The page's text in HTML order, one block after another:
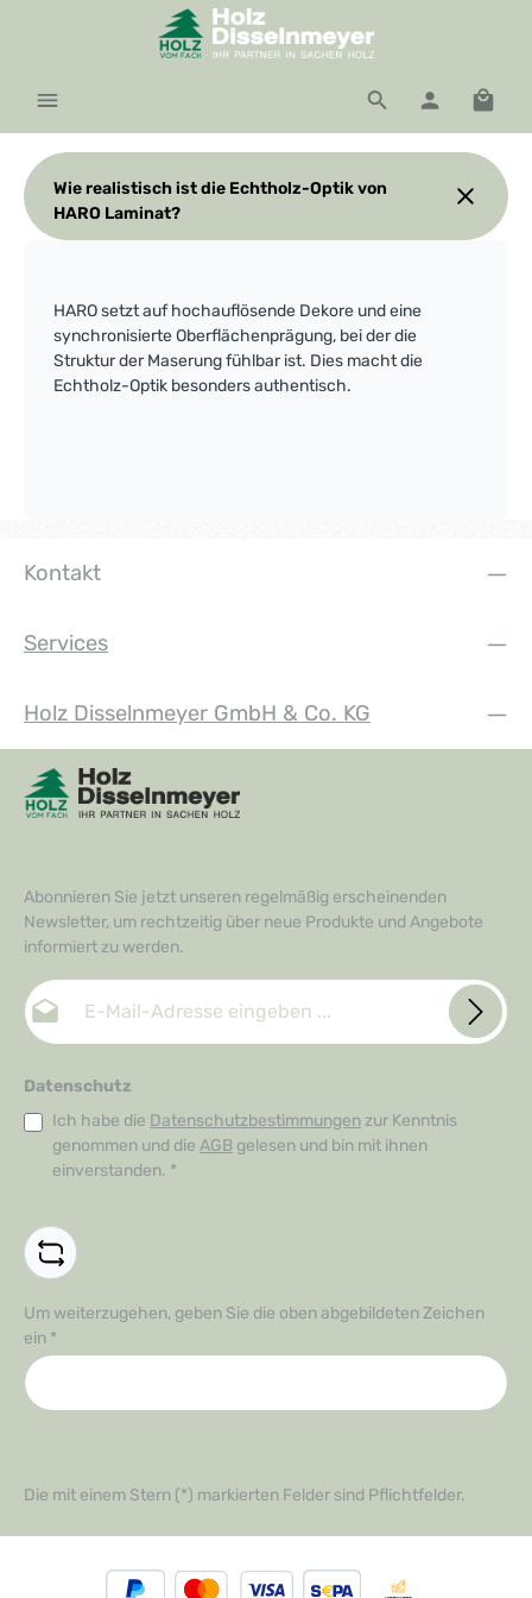
Zum Hauptinhalt springen
Wie realistisch ist die Echtholz-Optik von
HARO Laminat?
HARO setzt auf hochauflösende Dekore und eine
synchronisierte Oberflächenprägung, bei der die
Struktur der Maserung fühlbar ist. Dies macht die
Echtholz-Optik besonders authentisch.
Kontakt
Services
Holz Disselnmeyer GmbH & Co. KG
Abonnieren Sie jetzt unseren regelmäßig erscheinenden
Newsletter, um rechtzeitig über neue Produkte und Angebote
informiert zu werden.
E-Mail-Adresse*
Datenschutz
Ich habe die Datenschutzbestimmungen zur Kenntnis
genommen und die AGB gelesen und bin mit ihnen
einverstanden. *
Um weiterzugehen, geben Sie die oben abgebildeten Zeichen
ein *
Die mit einem Stern (*) markierten Felder sind Pflichtfelder.